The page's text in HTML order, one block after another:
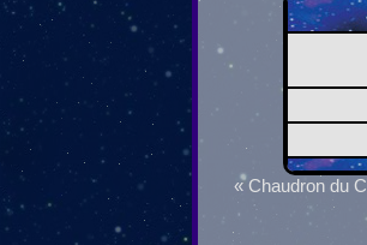
« Chaudron du